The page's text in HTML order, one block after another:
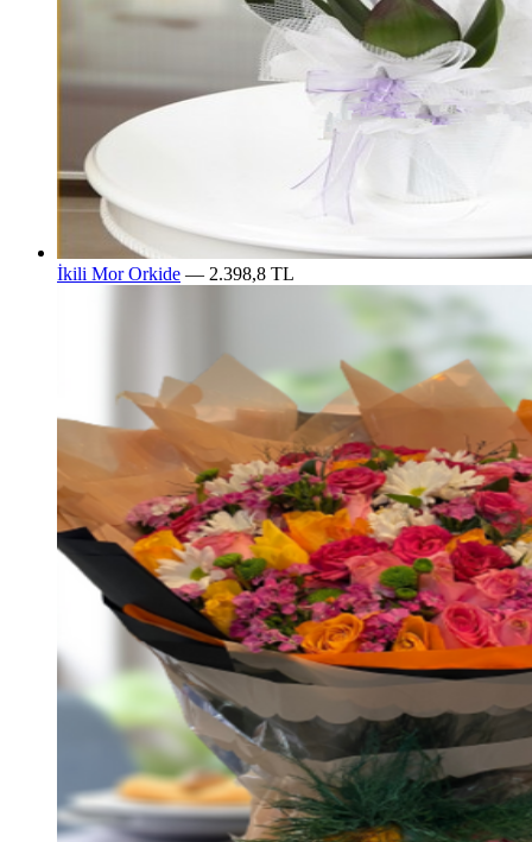
İkili Mor Orkide — 2.398,8 TL